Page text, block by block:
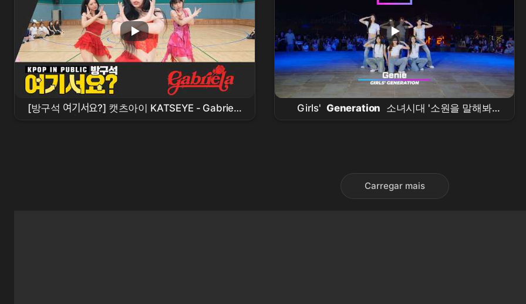
[방구석 여기서요?] 캣츠아이 KATSEYE - Gabriela
| 커버댄스 Dance Cover
Girls' Generation 소녀시대 '소원을 말해봐
(Genie)' / 260719 HAKENTER 광안리
Carregar mais